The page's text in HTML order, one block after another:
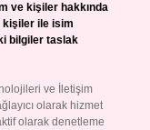
ve kişiler hakkında
kişiler ile isim
bilgiler taslak
ve İletişim
olarak hizmet
olarak denetleme